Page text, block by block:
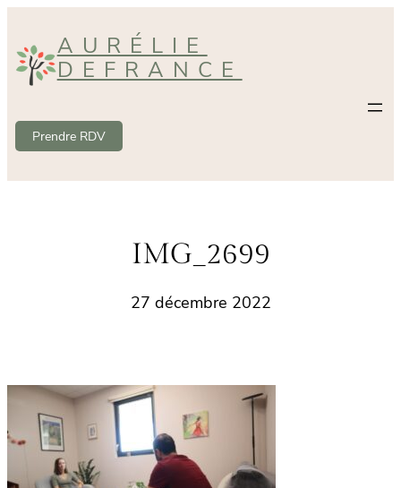
contenu
AURÉLIE
DEFRANCE
Prendre RDV
IMG_2699
27 décembre 2022